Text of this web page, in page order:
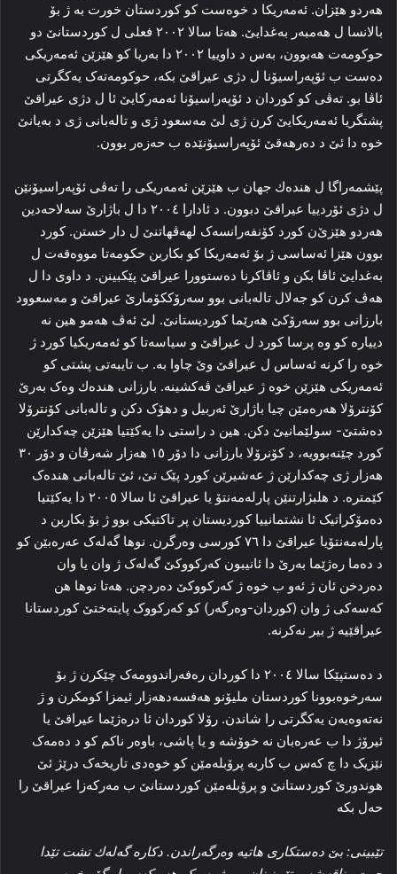
هه‌ردو هێزان. ئه‌مه‌ریکا د خوه‌ست کو کوردستان خورت به‌ ژ بۆ
بالانسا ل هه‌مبه‌ر بەغدایێ. هه‌تا سالا ۲۰۰۲ فعلی ل کوردستانێ دو
حوکومه‌ت هه‌بوون، به‌س د داوییا ۲۰۰۲ دا‌ به‌ریا کو هێزێن ئه‌مه‌ریکی
ده‌ست ب ئۆپه‌راسیۆنا ل دژی عیراقێ بکه‌، حوکومه‌ته‌ک یه‌کگرتی
ئاڤا بو. ته‌ڤی کو كوردان د ئۆپه‌راسیۆنا ئه‌مه‌رکایێ ئا ل دژی عیراقێ
پشتگریا ئه‌مه‌ریکایێ کرن ژی لێ مەسعود ژی و تالەبانی ژی د به‌یانێ
خوه‌ دا‌ ئێ د ده‌رهه‌قێ ئۆپه‌راسیۆنێده‌ ب حه‌زەر بوون.
پێشمه‌راگا ل ھندەك جھان ب هێزێن ئه‌مه‌ریکی را ته‌ڤی ئۆپه‌راسیۆنێن
ل دژی ئۆردییا عیراقێ دبوون. د ئادارا ۲۰۰٤ دا‌ ل باژارێ سه‌لاحه‌دین
هه‌ردو هێزێ‌ن کورد کۆنفه‌رانسه‌ک لهه‌ڤهاتنێ ل دار خستن. کورد
بوون هێزا ئه‌ساسی ژ بۆ ئه‌مه‌ریکا کو بکاربن حكومەتا مووه‌قه‌ت ل
بەغدایێ ئاڤا بکن و ئاڤاکرنا دەستوورا عیراقێ پێکبینن. د داوی دا ل
هه‌ڤ کرن کو جه‌لال تالەبانی بوو سەرۆككۆمارێ عیراقێ و مه‌سعوود
بارزانی بوو سه‌رۆکێ ھەرێما کوردیستانێ. لێ ئه‌ڤ هه‌مو هین نه‌
دییاره‌ کو وه‌ پرسا کورد ل عیراقێ و سیاسه‌تا کو ئه‌مه‌ریکیا کورد ژ
خوه‌ را‌ کرنه‌ ئه‌ساس ل عیراقێ وێ چاوا به‌. ب تا‌یبه‌تی پشتی کو
ئه‌مه‌ریکی هێزێن خوه‌ ژ عیراقێ ڤه‌کشینه‌. بارزانی هندەك وه‌ک به‌رێ
کۆنترۆلا هه‌ره‌مێن چیا باژارێ ئه‌ربیل و دهۆک دکن و تالەبانی کۆنترۆلا
ده‌شتێ- سولێمانیێ دکن. هین د راستی دا یەكێتیا هێزێن چه‌کدارێن
کورد چێنه‌بوویه‌، د کۆنرۆلا بارزانی دا‌ دۆر ۱٥ هه‌زار شه‌رڤان و دۆر ۳۰
هه‌زار ژی چه‌کدارێن ژ عه‌شیرێن کورد پێک تێ، ئێ تالەبانی هنده‌ک
کێمتره‌. د هلبژارتنێن پارله‌مه‌نتۆ یا عیراقێ ئا سالا ۲۰۰٥ دا یەكێتیا
ده‌مۆکراتیک ئا نشتمانییا کوردیستان پر تاکتیکی بوو ژ بۆ بکاربن د
پارله‌مه‌نتۆیا عیراقێ دا ۷٦ كورسی وه‌رگرن. نوها گه‌له‌ک عه‌ره‌بێن کو
د ده‌ما ره‌ژێما به‌رێ دا‌ ئانیبون که‌رکووکێ گه‌له‌ک ژ وان یا وان
ده‌ردخن ئان ژ ئه‌و ب خوه‌ ژ که‌رکووکێ ده‌ردچن. هه‌تا نوها هن
که‌سه‌کی ژ وان (کوردان-وه‌رگه‌ر) کو که‌رکووک پایته‌ختێ کوردستانا
عیراقێیه‌ ژ بیر نه‌کرنه‌.
د ده‌ستپێکا سالا ۲۰۰٤ دا كوردان ره‌فه‌راندوومه‌ک چێکرن ژ بۆ
سه‌رخوه‌بوونا کوردستان ملیۆنو هه‌فسه‌دهه‌زار ئیمزا كومكرن و ژ
نه‌ته‌وه‌یه‌ن یه‌کگرتی را‌ شاندن. رۆلا كوردان ئا دره‌ژێما عیراقێ یا
ئیرۆژ دا ب عه‌ره‌بان نه‌ خوۆشه‌ و یا پاشی، باوه‌ر ناکم کو د ده‌مه‌ک
نێزیک دا‌ چ که‌س ب کاربه‌ پرۆبله‌مێن کو خوه‌دی تاریخه‌ک درێژ ئێ
هوندورێ کوردستانێ‌ و پرۆبله‌مێن کوردستانێ ب مه‌رکه‌زا عیراقێ را
حه‌ل بکه
تێبینی: بێ دەستكاری ھاتیە وەرگەراندن. دكارە گەلەك تشت تێدا